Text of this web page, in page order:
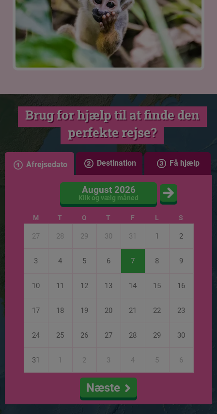
Brug for hjælp til at finde den
perfekte rejse?
Afrejsedato Destination Få hjælp
August 2026
Klik og vælg måned
M T O T F L S
27 28 29 30 31 1 2
3 4 5 6 7 8 9
10 11 12 13 14 15 16
17 18 19 20 21 22 23
24 25 26 27 28 29 30
31 1 2 3 4 5 6
Næste